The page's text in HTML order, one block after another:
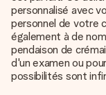
personnalisé avec
personnel de votre
également à de
pendaison de
d'un examen ou
possibilités sont